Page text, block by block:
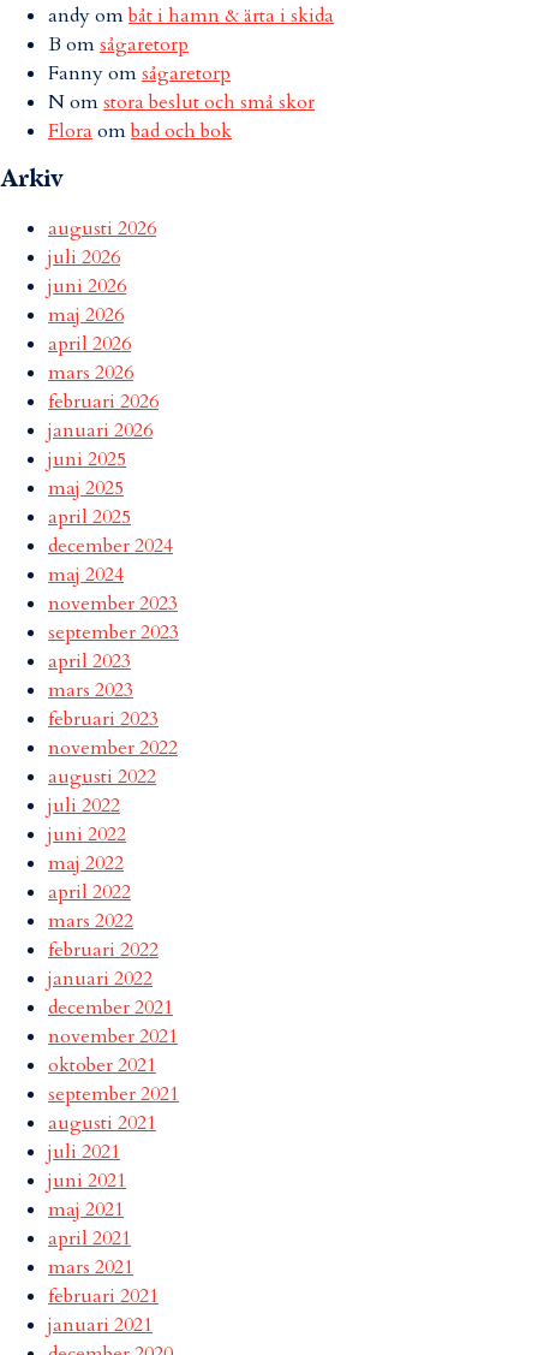
andyombåt i hamn & ärta i skida
B omsågaretorp
Fannyomsågaretorp
Nomstora beslut och små skor
Flora ombad och bok
Arkiv
augusti 2026
juli 2026
juni 2026
maj 2026
april 2026
mars 2026
februari 2026
januari 2026
juni 2025
maj 2025
april 2025
december 2024
maj 2024
november 2023
september 2023
april 2023
mars 2023
februari 2023
november 2022
augusti 2022
juli 2022
juni 2022
maj 2022
april 2022
mars 2022
februari 2022
januari 2022
december 2021
november 2021
oktober 2021
september 2021
augusti 2021
juli 2021
juni 2021
maj 2021
april 2021
mars 2021
februari 2021
januari 2021